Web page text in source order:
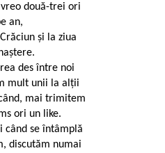
două-trei ori
an,
și la ziua
des între noi
mult unii la alții
mai trimitem
ori un like.
când se întâmplă
discutăm numai